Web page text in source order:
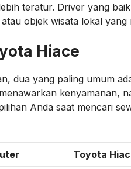
teratur. Driver yang
objek wisata lokal yang
Hiace
dua yang paling umum
kenyamanan,
Anda saat mencari
Toyota